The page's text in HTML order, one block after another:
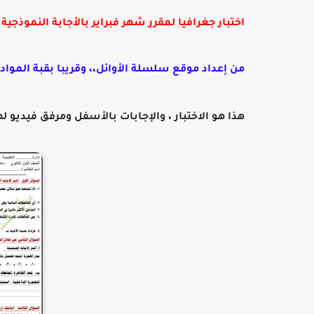
اختبار جغرافيا لمقرر شهر فبراير بالأجابة النموذجية
من إعداد موقع سلسلة الأوائل،، وقريبا بقبة
هذا هو الاختبار ، والإجابات بالأسفل ومرفق فيديو